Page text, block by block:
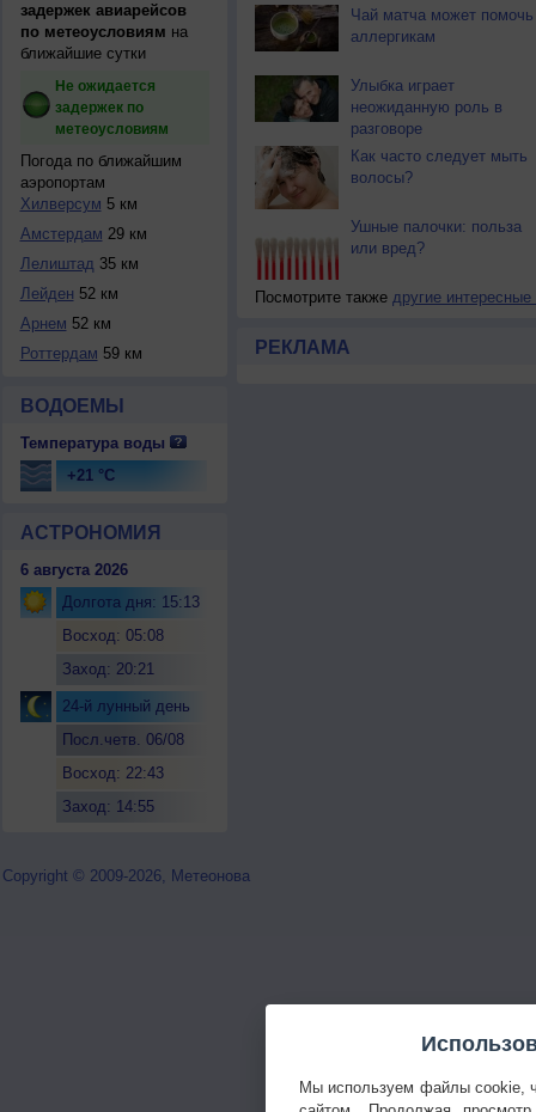
задержек авиарейсов
по метеоусловиям на
ближайшие сутки
Не ожидается
задержек по
метеоусловиям
Погода по ближайшим
аэропортам
Хилверсум 5 км
Амстердам 29 км
Лелиштад 35 км
Лейден 52 км
Арнем 52 км
Роттердам 59 км
ВОДОЕМЫ
Температура воды
+21 °C
АСТРОНОМИЯ
6 августа 2026
Долгота дня: 15:13
Восход: 05:08
Заход: 20:21
24-й лунный день
Посл.четв. 06/08
Восход: 22:43
Заход: 14:55
Чай матча может помочь
аллергикам
Улыбка играет
неожиданную роль в
разговоре
Как часто следует мыть
волосы?
Ушные палочки: польза
или вред?
Посмотрите также другие интересные
РЕКЛАМА
Copyright © 2009-2026, Метеонова
Мы используем файлы cookie,